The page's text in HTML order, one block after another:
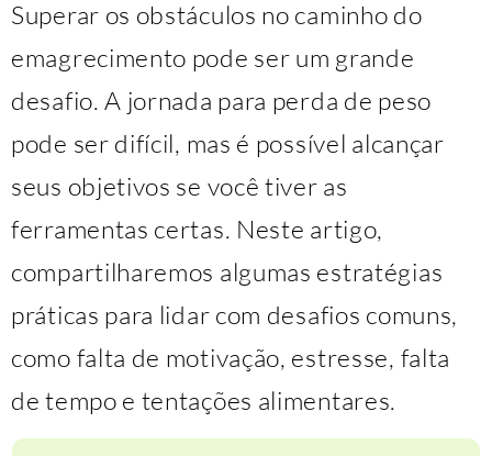
Superar os obstáculos no caminho do
emagrecimento pode ser um grande
desafio. A jornada para perda de peso
pode ser difícil, mas é possível alcançar
seus objetivos se você tiver as
ferramentas certas. Neste artigo,
compartilharemos algumas estratégias
práticas para lidar com desafios comuns,
como falta de motivação, estresse, falta
de tempo e tentações alimentares.